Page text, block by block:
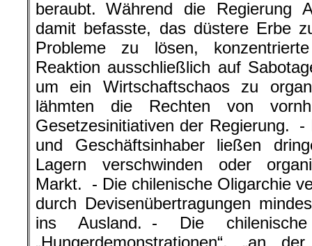
beraubt. Während die Regierung
damit befasste, das düstere Erbe
Probleme zu lösen,
Reaktion ausschließlich auf
um ein Wirtschaftschaos zu
lähmten die Rechten von
Gesetzesinitiativen der Regierung.
und Geschäftsinhaber ließen
Lagern verschwinden oder
Markt. - Die chilenische Oligarchie
durch Devisenübertragungen
ins Ausland. - Die chilenische
„Hungerdemonstrationen“, „an